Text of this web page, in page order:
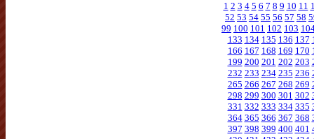
1 2 3 4 5 6 7 8 9 10 11
52 53 54 55 56 57 58
99 100 101 102 103
133 134 135 136 137
166 167 168 169 170
199 200 201 202 203
232 233 234 235 236
265 266 267 268 269
298 299 300 301 302
331 332 333 334 335
364 365 366 367 368
397 398 399 400 401